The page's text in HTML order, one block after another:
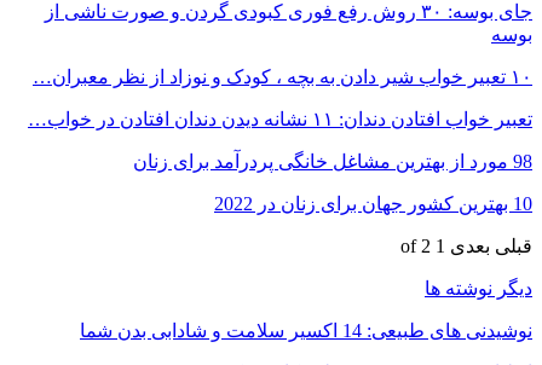
جای بوسه: ۳۰ روش رفع فوری کبودی گردن و صورت ناشی از
بوسه
۱۰ تعبیر خواب شیر دادن به بچه ، کودک و نوزاد از نظر معبران…
تعبیر خواب افتادن دندان: ۱۱ نشانه دیدن دندان افتادن در خواب…
98 مورد از بهترین مشاغل خانگی پردرآمد برای زنان
10 بهترین کشور جهان برای زنان در 2022
قبلی بعدی 1 of 2
دیگر نوشته ها
نوشیدنی های طبیعی: 14 اکسیر سلامت و شادابی بدن شما